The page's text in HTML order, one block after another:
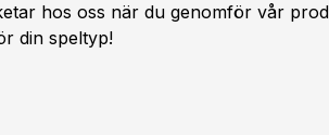
hos oss när du genomför vår
din speltyp!